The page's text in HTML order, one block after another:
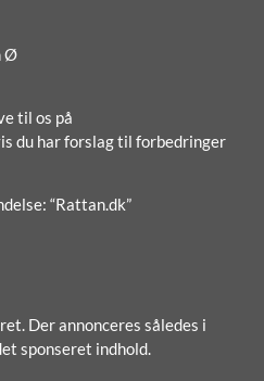
Ø
til os på
du har forslag til forbedringer
“Rattan.dk”
Der annonceres således i
sponseret indhold.